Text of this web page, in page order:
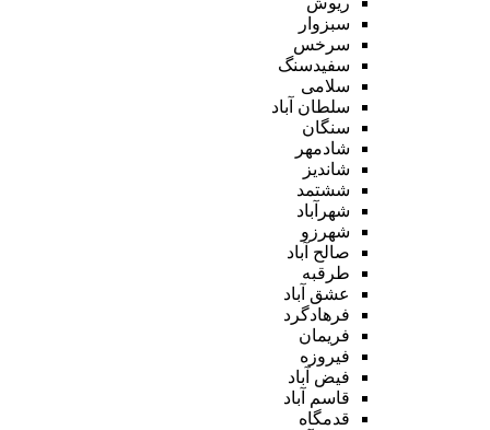
سبزوار
سرخس
سفیدسنگ
سلامی
سلطان آباد
سنگان
شادمهر
شاندیز
ششتمد
شهرآباد
شهرزو
صالح آباد
طرقبه
عشق آباد
فرهادگرد
فریمان
فیروزه
فیض آباد
قاسم آباد
قدمگاه